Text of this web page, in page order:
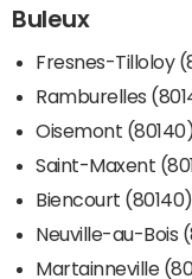
Buleux
Fresnes-Tilloloy
Ramburelles
Oisemont
Saint-Maxent
Biencourt (80140)
Neuville-au-Bois
Martainneville